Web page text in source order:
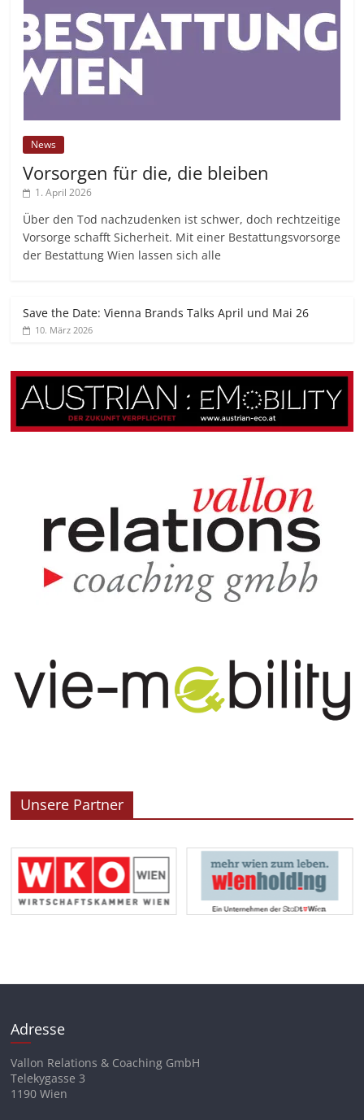
News
Vorsorgen für die, die bleiben
1. April 2026
Über den Tod nachzudenken ist schwer, doch rechtzeitige
Vorsorge schafft Sicherheit. Mit einer Bestattungsvorsorge
der Bestattung Wien lassen sich alle
Save the Date: Vienna Brands Talks April und Mai 26
10. März 2026
Unsere Partner
Adresse
Vallon Relations & Coaching GmbH
Telekygasse 3
1190 Wien